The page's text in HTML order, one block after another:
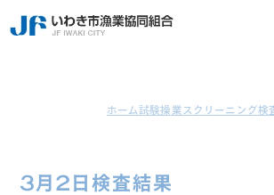
ホーム試験操業スクリーニング検
3月2日検査結果